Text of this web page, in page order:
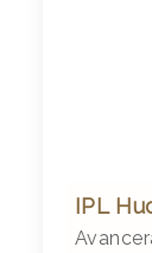
IPL